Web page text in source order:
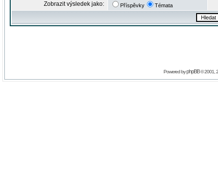
Zobrazit výsledek jako: Příspěvky Témata
Powered byphpBB© 2001,